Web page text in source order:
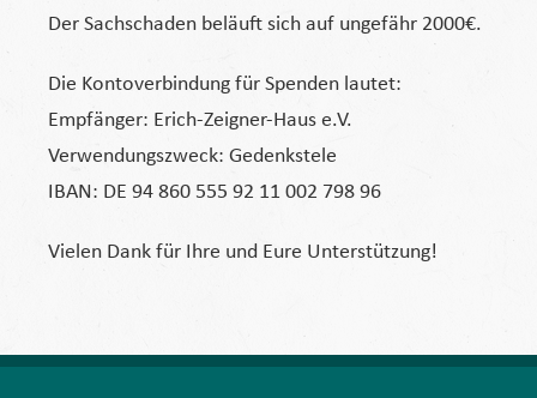
Der Sachschaden beläuft sich auf ungefähr 2000€.
Die Kontoverbindung für Spenden lautet:
Empfänger: Erich-Zeigner-Haus e.V.
Verwendungszweck: Gedenkstele
IBAN: DE 94 860 555 92 11 002 798 96
Vielen Dank für Ihre und Eure Unterstützung!